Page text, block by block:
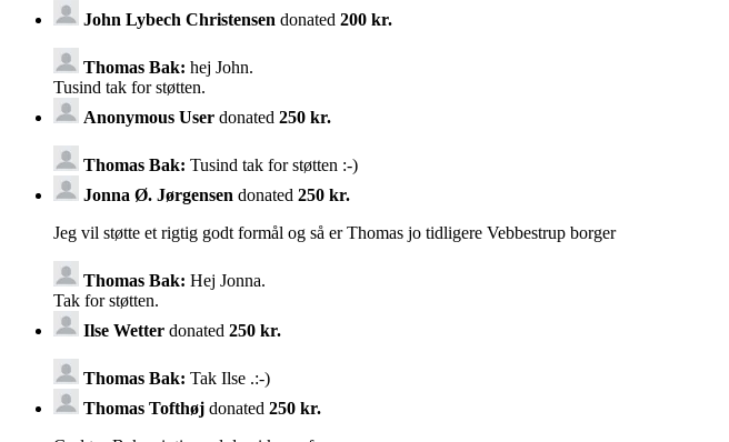
John Lybech Christensen donated 200 kr.
Thomas Bak: hej John.
Tusind tak for støtten.
Anonymous User donated 250 kr.
Thomas Bak: Tusind tak for støtten :-)
Jonna Ø. Jørgensen donated 250 kr.
Jeg vil støtte et rigtig godt formål og så er Thomas jo tidligere Vebbestrup borger
Thomas Bak: Hej Jonna.
Tak for støtten.
Ilse Wetter donated 250 kr.
Thomas Bak: Tak Ilse .:-)
Thomas Tofthøj donated 250 kr.